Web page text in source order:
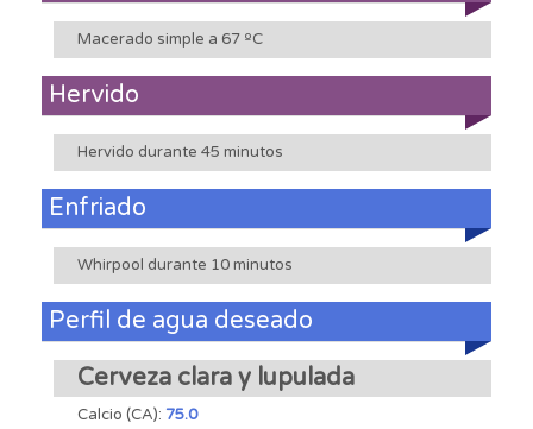
Macerado simple a 67 ºC
Hervido
Hervido durante 45 minutos
Enfriado
Whirpool durante 10 minutos
Perfil de agua deseado
Cerveza clara y lupulada
Calcio (CA): 75.0